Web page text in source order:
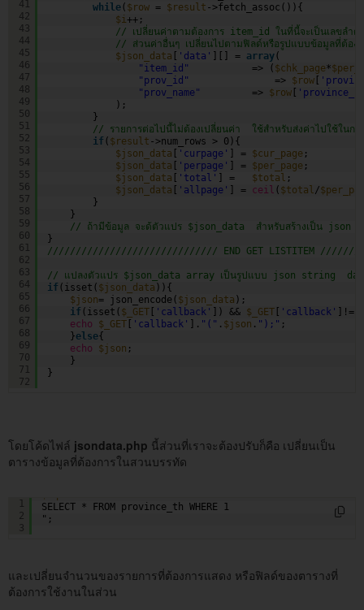
41
42
43
44
45
46
47
48
49
50
51
52
53
54
55
56
57
58
59
60
61
62
63
64
65
66
67
68
69
70
71
72
while( $row = $result ->fetch_assoc()){
$i ++;
// เปลี่ยนค่าตามต้องการ item_id ในที่นี้จะเป็นเลขลำดั
// ส่วนค่าอื่นๆ เปลี่ยนไปตามฟิลด์หรือรูปแบบข้อมูลที่ต้อง
$json_data [ 'data' ][] = array(
"item_id"
=> ( $chk_page*
"prov_id"
=> $row [
"prov_name"
=> $row [
);
}
// รายการต่อไปนี้ไม่ต้องเปลี่ยนค่า  ใช้สำหรับส่งค่าไปใช้ในก
if ( $result ->num_rows > 0){
$json_data [ 'curpage' ] = $cur_page ;
$json_data [ 'perpage' ] = $per_page ;
$json_data [ 'total' ] = $total ;
$json_data [ 'allpage' ] = ceil ( $total /
}
}
// ถ้ามีข้อมูล จะด้ตัวแปร $json_data  สำหรับสร้างเป็น json
}
////////////////////////////// END GET LISTITEM
// แปลงตัวแปร $json_data array เป็นรูปแบบ json string
if (isset( $json_data )){
$json= json_encode( $json_data );
if (isset( $_GET [ 'callback' ]) && $_GET [ 'callback' ]!=
echo
$_GET [ 'callback' ]. "(" . $json . ");" ;
}else{
echo
$json ;
}
}
โดยโค้ดไฟล์ jsondata.php นี้ส่วนที่เราจะต้องปรับก็คือ เปลี่ยนเป็น
ตารางข้อมูลที่ต้องการในสวนบรรทัด
1
2
3
SELECT * FROM province_th WHERE 1
";
และเปลี่ยนจำนวนของรายการที่ต้องการแสดง หรือฟิลด์ของตารางที่
ต้องการใช้งานในส่วน